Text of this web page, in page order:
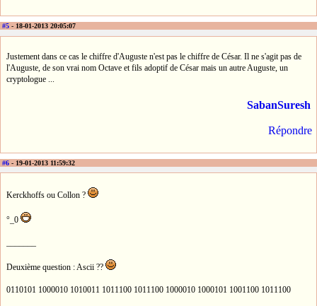
#5 - 18-01-2013 20:05:07
Justement dans ce cas le chiffre d'Auguste n'est pas le chiffre de César. Il ne s'agit pas de
l'Auguste, de son vrai nom Octave et fils adoptif de César mais un autre Auguste, un
cryptologue ...
SabanSuresh
Répondre
#6 - 19-01-2013 11:59:32
Kerckhoffs ou Collon ?
°_0
Deuxième question : Ascii ??
0110101 1000010 1010011 1011100 1011100 1000010 1000101 1001100 1011100